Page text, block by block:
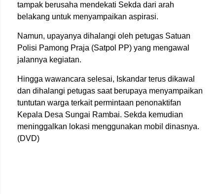
tampak berusaha mendekati Sekda dari arah
belakang untuk menyampaikan aspirasi.
Namun, upayanya dihalangi oleh petugas Satuan
Polisi Pamong Praja (Satpol PP) yang mengawal
jalannya kegiatan.
Hingga wawancara selesai, Iskandar terus dikawal
dan dihalangi petugas saat berupaya menyampaikan
tuntutan warga terkait permintaan penonaktifan
Kepala Desa Sungai Rambai. Sekda kemudian
meninggalkan lokasi menggunakan mobil dinasnya.
(DVD)